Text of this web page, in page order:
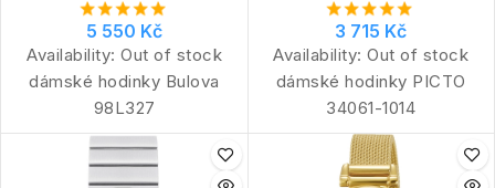
5 550 Kč
Availability: Out of stock
dámské hodinky Bulova
98L327
3 715 Kč
Availability: Out of stock
dámské hodinky PICTO
34061-1014